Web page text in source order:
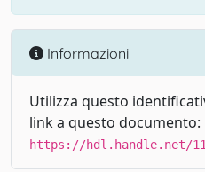
Informazioni
Utilizza questo
link a questo documento:
https://hdl.handle.net/